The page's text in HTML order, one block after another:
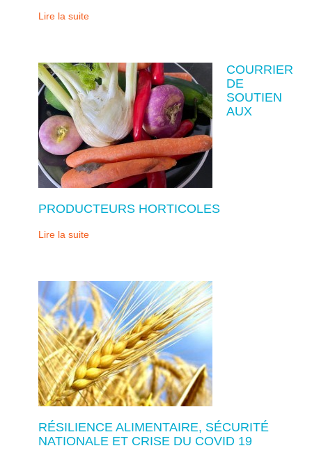
Lire la suite
COURRIER
DE
SOUTIEN
AUX
PRODUCTEURS HORTICOLES
Lire la suite
RÉSILIENCE ALIMENTAIRE, SÉCURITÉ
NATIONALE ET CRISE DU COVID 19